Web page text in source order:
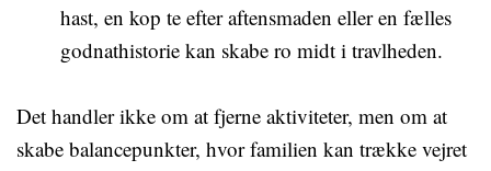
hast, en kop te efter aftensmaden eller en fælles
godnathistorie kan skabe ro midt i travlheden.
Det handler ikke om at fjerne aktiviteter, men om at
skabe balancepunkter, hvor familien kan trække vejret